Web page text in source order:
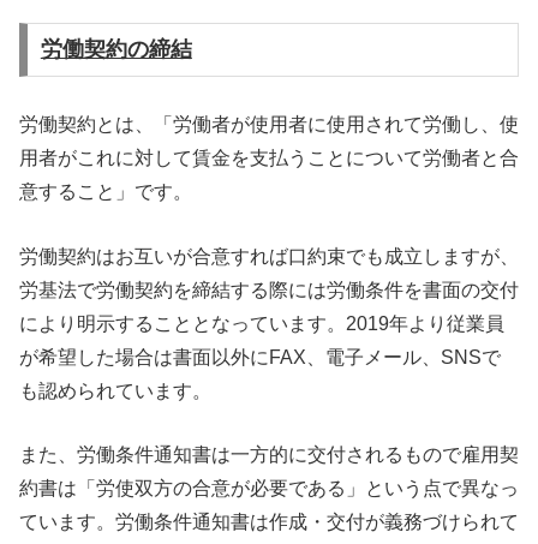
労働契約の締結
労働契約とは、「労働者が使用者に使用されて労働し、使
用者がこれに対して賃金を支払うことについて労働者と合
意すること」です。
労働契約はお互いが合意すれば口約束でも成立しますが、
労基法で労働契約を締結する際には労働条件を書面の交付
により明示することとなっています。2019年より従業員
が希望した場合は書面以外にFAX、電子メール、SNSで
も認められています。
また、労働条件通知書は一方的に交付されるもので雇用契
約書は「労使双方の合意が必要である」という点で異なっ
ています。労働条件通知書は作成・交付が義務づけられて